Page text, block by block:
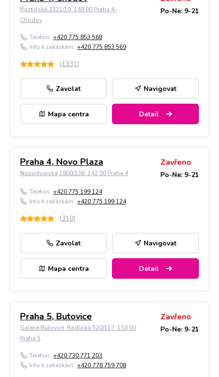
Roztylská 2321/19, 148 00 Praha 4-
Chodov
Po-Ne: 9-21
Telefon: +420 775 853 568
Info k zakázkám: +420 775 853 569
(1331)
Zavolat Navigovat
Mapa centra Detail
Praha 4, Novo Plaza
Novodvorská 1800/136, 142 00 Praha 4
Zavřeno
Po-Ne: 9-21
Telefon: +420 775 199 124
Info k zakázkám: +420 775 199 124
(310)
Zavolat Navigovat
Mapa centra Detail
Praha 5, Butovice
Galerie Butovice, Radlická 520/117, 158 00
Praha 5
Zavřeno
Po-Ne: 9-21
Telefon: +420 730 771 203
Info k zakázkám: +420 778 759 708